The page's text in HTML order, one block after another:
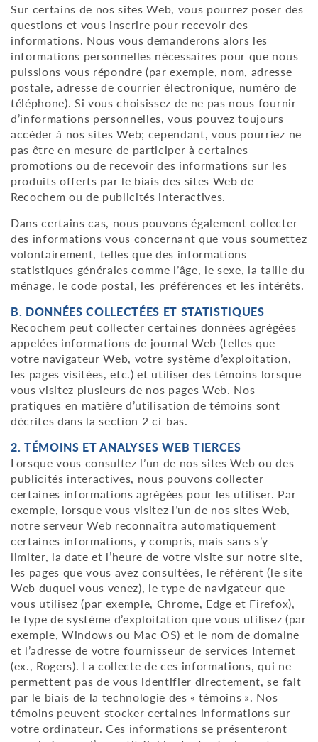
Sur certains de nos sites Web, vous pourrez poser des
questions et vous inscrire pour recevoir des
informations. Nous vous demanderons alors les
informations personnelles nécessaires pour que nous
puissions vous répondre (par exemple, nom, adresse
postale, adresse de courrier électronique, numéro de
téléphone). Si vous choisissez de ne pas nous fournir
d’informations personnelles, vous pouvez toujours
accéder à nos sites Web; cependant, vous pourriez ne
pas être en mesure de participer à certaines
promotions ou de recevoir des informations sur les
produits offerts par le biais des sites Web de
Recochem ou de publicités interactives.
Dans certains cas, nous pouvons également collecter
des informations vous concernant que vous soumettez
volontairement, telles que des informations
statistiques générales comme l’âge, le sexe, la taille du
ménage, le code postal, les préférences et les intérêts.
B. DONNÉES COLLECTÉES ET STATISTIQUES
Recochem peut collecter certaines données agrégées
appelées informations de journal Web (telles que
votre navigateur Web, votre système d’exploitation,
les pages visitées, etc.) et utiliser des témoins lorsque
vous visitez plusieurs de nos pages Web. Nos
pratiques en matière d’utilisation de témoins sont
décrites dans la section 2 ci-bas.
2. TÉMOINS ET ANALYSES WEB TIERCES
Lorsque vous consultez l’un de nos sites Web ou des
publicités interactives, nous pouvons collecter
certaines informations agrégées pour les utiliser. Par
exemple, lorsque vous visitez l’un de nos sites Web,
notre serveur Web reconnaîtra automatiquement
certaines informations, y compris, mais sans s’y
limiter, la date et l’heure de votre visite sur notre site,
les pages que vous avez consultées, le référent (le site
Web duquel vous venez), le type de navigateur que
vous utilisez (par exemple, Chrome, Edge et Firefox),
le type de système d’exploitation que vous utilisez (par
exemple, Windows ou Mac OS) et le nom de domaine
et l’adresse de votre fournisseur de services Internet
(ex., Rogers). La collecte de ces informations, qui ne
permettent pas de vous identifier directement, se fait
par le biais de la technologie des « témoins ». Nos
témoins peuvent stocker certaines informations sur
votre ordinateur. Ces informations se présenteront